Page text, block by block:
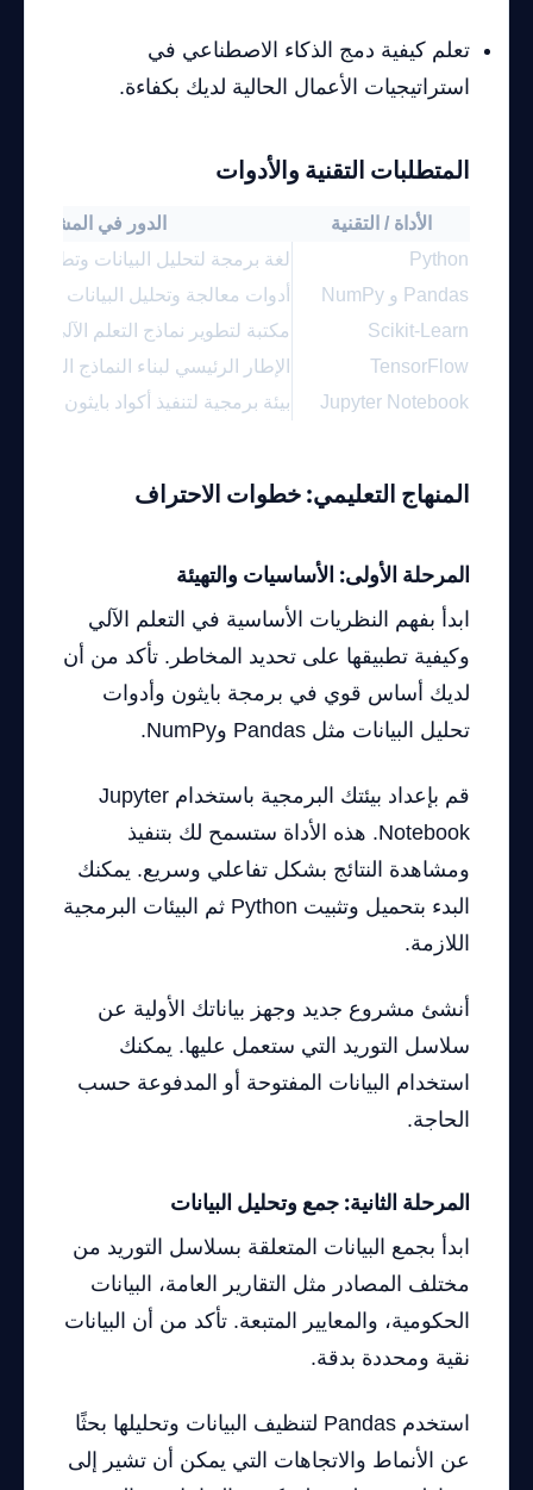
تعلم كيفية دمج الذكاء الاصطناعي في
استراتيجيات الأعمال الحالية لديك بكفاءة.
المتطلبات التقنية والأدوات
الأداة / التقنية
الدور في المشروع
Python
لغة برمجة لتحليل البيانات وتطوير
Pandas و NumPy
أدوات معالجة وتحليل البيانات
Scikit-Learn
مكتبة لتطوير نماذج التعلم الآلي
TensorFlow
الإطار الرئيسي لبناء النماذج العميقة
Jupyter Notebook
بيئة برمجية لتنفيذ أكواد بايثون وعرض
المنهاج التعليمي: خطوات الاحتراف
المرحلة الأولى: الأساسيات والتهيئة
ابدأ بفهم النظريات الأساسية في التعلم الآلي
وكيفية تطبيقها على تحديد المخاطر. تأكد من أن
لديك أساس قوي في برمجة بايثون وأدوات
تحليل البيانات مثل Pandas وNumPy.
قم بإعداد بيئتك البرمجية باستخدام Jupyter
Notebook. هذه الأداة ستسمح لك بتنفيذ
ومشاهدة النتائج بشكل تفاعلي وسريع. يمكنك
البدء بتحميل وتثبيت Python ثم البيئات البرمجية
اللازمة.
أنشئ مشروع جديد وجهز بياناتك الأولية عن
سلاسل التوريد التي ستعمل عليها. يمكنك
استخدام البيانات المفتوحة أو المدفوعة حسب
الحاجة.
المرحلة الثانية: جمع وتحليل البيانات
ابدأ بجمع البيانات المتعلقة بسلاسل التوريد من
مختلف المصادر مثل التقارير العامة، البيانات
الحكومية، والمعايير المتبعة. تأكد من أن البيانات
نقية ومحددة بدقة.
استخدم Pandas لتنظيف البيانات وتحليلها بحثًا
عن الأنماط والاتجاهات التي يمكن أن تشير إلى